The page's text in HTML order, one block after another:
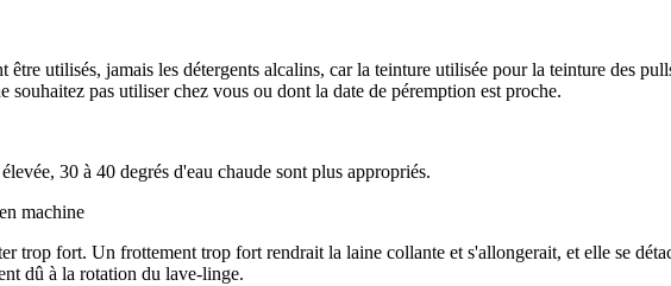
être utilisés, jamais les détergents alcalins, car la teinture utilisée pour la teinture des
pas utiliser chez vous ou dont la date de péremption est proche.
30 à 40 degrés d'eau chaude sont plus appropriés.
machine
trop fort. Un frottement trop fort rendrait la laine collante et s'allongerait, et elle se
dû à la rotation du lave-linge.